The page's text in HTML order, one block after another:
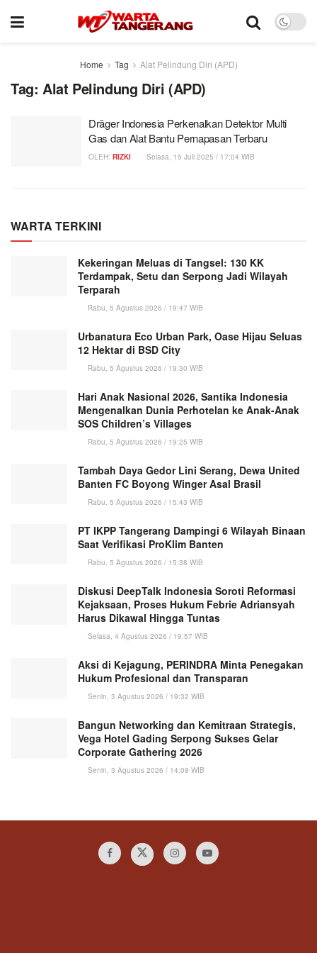
Home Tag Alat Pelindung Diri (APD)
Tag: Alat Pelindung Diri (APD)
Dräger Indonesia Perkenalkan Detektor Multi
Gas dan Alat Bantu Pernapasan Terbaru
OLEH: RIZKI Selasa, 15 Juli 2025 / 17:04 WIB
WARTA TERKINI
Kekeringan Meluas di Tangsel: 130 KK
Terdampak, Setu dan Serpong Jadi Wilayah
Terparah
Rabu, 5 Agustus 2026 / 19:47 WIB
Urbanatura Eco Urban Park, Oase Hijau Seluas
12 Hektar di BSD City
Rabu, 5 Agustus 2026 / 19:30 WIB
Hari Anak Nasional 2026, Santika Indonesia
Mengenalkan Dunia Perhotelan ke Anak-Anak
SOS Children’s Villages
Rabu, 5 Agustus 2026 / 19:25 WIB
Tambah Daya Gedor Lini Serang, Dewa United
Banten FC Boyong Winger Asal Brasil
Rabu, 5 Agustus 2026 / 15:43 WIB
PT IKPP Tangerang Dampingi 6 Wilayah Binaan
Saat Verifikasi ProKlim Banten
Rabu, 5 Agustus 2026 / 15:38 WIB
Diskusi DeepTalk Indonesia Soroti Reformasi
Kejaksaan, Proses Hukum Febrie Adriansyah
Harus Dikawal Hingga Tuntas
Selasa, 4 Agustus 2026 / 19:57 WIB
Aksi di Kejagung, PERINDRA Minta Penegakan
Hukum Profesional dan Transparan
Senin, 3 Agustus 2026 / 19:32 WIB
Bangun Networking dan Kemitraan Strategis,
Vega Hotel Gading Serpong Sukses Gelar
Corporate Gathering 2026
Senin, 3 Agustus 2026 / 14:08 WIB